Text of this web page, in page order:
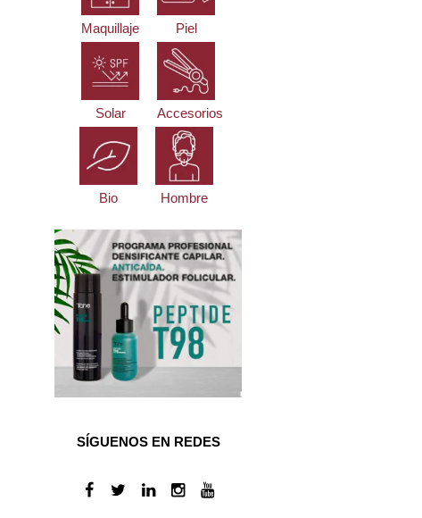
Maquillaje Piel
Solar Accesorios
Bio Hombre
SÍGUENOS EN REDES